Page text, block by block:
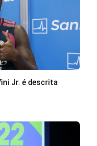
Jr. é descrita